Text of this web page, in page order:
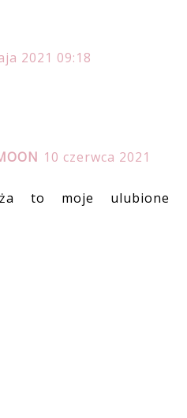
2021 09:18
10 czerwca 2021
to moje ulubione